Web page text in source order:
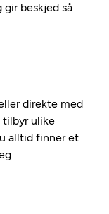
beskjed så
direkte med
tilbyr ulike
alltid finner et